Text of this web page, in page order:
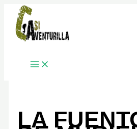
contenido
LA